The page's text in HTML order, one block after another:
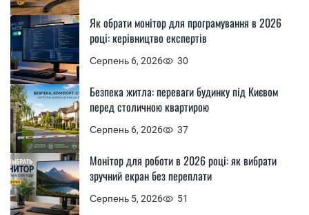
Серпень 6, 2026 30
Як обрати монітор для програмування в 2026
році: керівництво експертів
Серпень 6, 2026 37
Безпека житла: переваги будинку під Києвом
перед столичною квартирою
Серпень 5, 2026 51
Монітор для роботи в 2026 році: як вибрати
зручний екран без переплати